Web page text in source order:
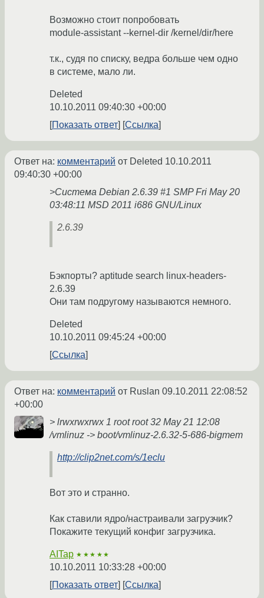
Возможно стоит попробовать
module-assistant --kernel-dir /kernel/dir/here
т.к., судя по списку, ведра больше чем одно
в системе, мало ли.
Deleted
10.10.2011 09:40:30 +00:00
Показать ответ
Ссылка
Ответ на: комментарий от Deleted 10.10.2011
09:40:30 +00:00
>Система Debian 2.6.39 #1 SMP Fri May 20
03:48:11 MSD 2011 i686 GNU/Linux
2.6.39
Бэкпорты? aptitude search linux-headers-
2.6.39
Они там подругому называются немного.
Deleted
10.10.2011 09:45:24 +00:00
Ссылка
Ответ на: комментарий от Ruslan 09.10.2011 22:08:52
+00:00
> lrwxrwxrwx 1 root root 32 May 21 12:08
/vmlinuz -> boot/vmlinuz-2.6.32-5-686-bigmem
http://clip2net.com/s/1eclu
Вот это и странно.
Как ставили ядро/настраивали загрузчик?
Покажите текущий конфиг загрузчика.
AITap ★★★★★
10.10.2011 10:33:28 +00:00
Показать ответ
Ссылка